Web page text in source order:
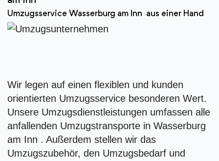
Umzugsservice Wasserburg am Inn aus einer Hand
Wir legen auf einen flexiblen und kunden
orientierten Umzugsservice besonderen Wert.
Unsere Umzugsdienstleistungen umfassen alle
anfallenden Umzugstransporte in Wasserburg
am Inn . Außerdem stellen wir das
Umzugszubehör, den Umzugsbedarf und